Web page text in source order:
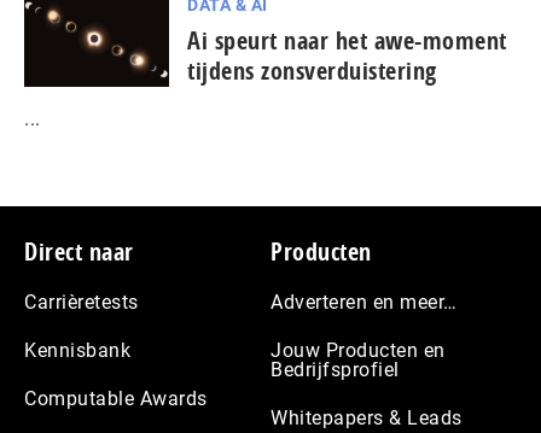
DATA & AI
Ai speurt naar het awe-moment
tijdens zonsverduistering
...
Footer
Direct naar
Carrièretests
Kennisbank
Computable Awards
Producten
Adverteren en meer…
Jouw Producten en
Bedrijfsprofiel
Whitepapers & Leads